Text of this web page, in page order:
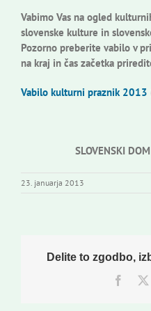
Vabimo Vas na ogled
slovenske kulture in
Pozorno preberite vabilo v
na kraj in čas začetka
Vabilo kulturni praznik 2013
SLOVENSKI
23. januarja 2013
Delite to zgodbo,